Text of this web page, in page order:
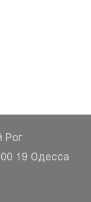
Рог
19 Одесса